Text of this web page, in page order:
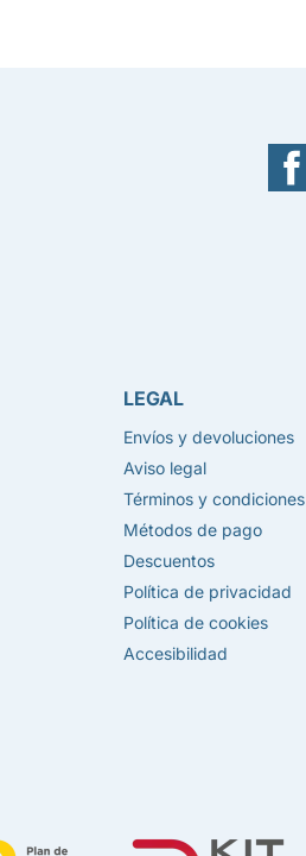
LEGAL
Envíos y devoluciones
Aviso legal
Términos y condiciones
Métodos de pago
Descuentos
Política de privacidad
Política de cookies
Accesibilidad